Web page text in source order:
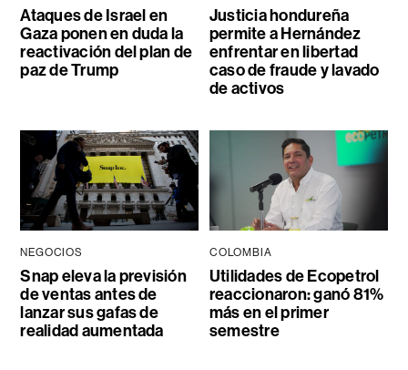
Ataques de Israel en
Gaza ponen en duda la
reactivación del plan de
paz de Trump
Justicia hondureña
permite a Hernández
enfrentar en libertad
caso de fraude y lavado
de activos
NEGOCIOS
Snap eleva la previsión
de ventas antes de
lanzar sus gafas de
realidad aumentada
COLOMBIA
Utilidades de Ecopetrol
reaccionaron: ganó 81%
más en el primer
semestre